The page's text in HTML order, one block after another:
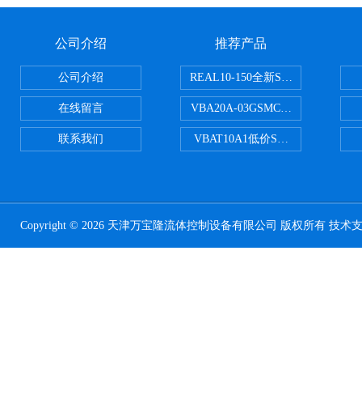
公司介绍
公司介绍
在线留言
联系我们
推荐产品
REAL10-150全新SMC正弦无杆缸
VBA20A-03GSMC增压阀VBA-
VBAT10A1低价SMC储气罐VBAT
Copyright © 2026 天津万宝隆流体控制设备有限公司 版权所有 技术